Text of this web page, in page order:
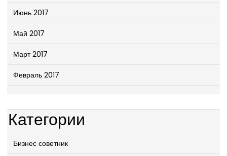
Июнь 2017
Май 2017
Март 2017
Февраль 2017
Категории
Бизнес советник